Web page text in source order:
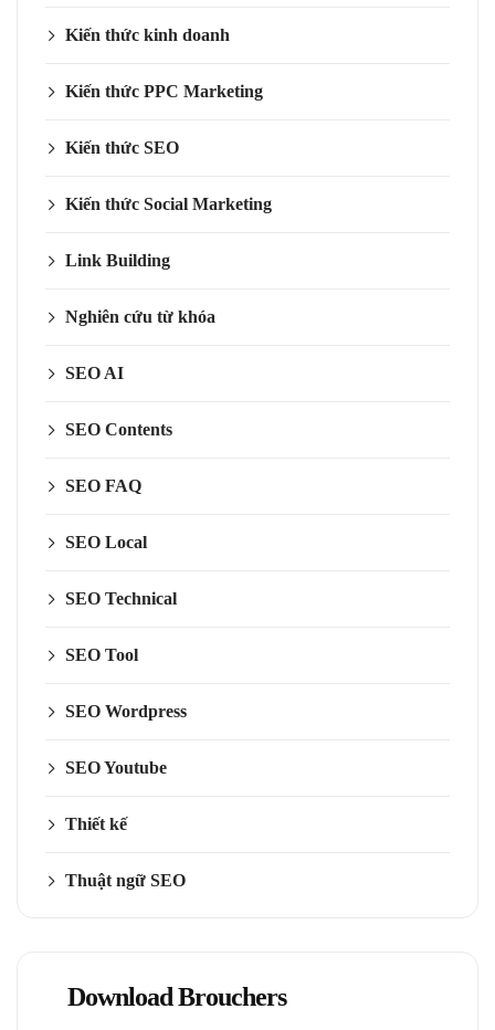
Kiến thức kinh doanh
Kiến thức PPC Marketing
Kiến thức SEO
Kiến thức Social Marketing
Link Building
Nghiên cứu từ khóa
SEO AI
SEO Contents
SEO FAQ
SEO Local
SEO Technical
SEO Tool
SEO Wordpress
SEO Youtube
Thiết kế
Thuật ngữ SEO
Download Brouchers